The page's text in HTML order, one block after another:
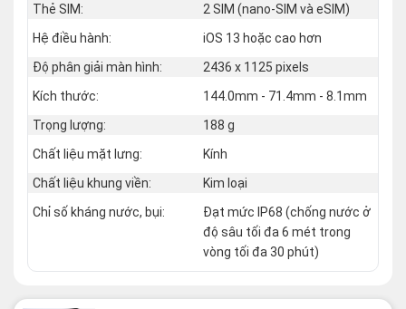
Thẻ SIM:
2 SIM (nano‑SIM và eSIM)
Hệ điều hành:
iOS 13 hoặc cao hơn
Độ phân giải màn hình:
2436 x 1125 pixels
Kích thước:
144.0mm - 71.4mm - 8.1mm
Trọng lượng:
188 g
Chất liệu mặt lưng:
Kính
Chất liệu khung viền:
Kim loại
Chỉ số kháng nước, bụi:
Đạt mức IP68 (chống nước ở
độ sâu tối đa 6 mét trong
vòng tối đa 30 phút)